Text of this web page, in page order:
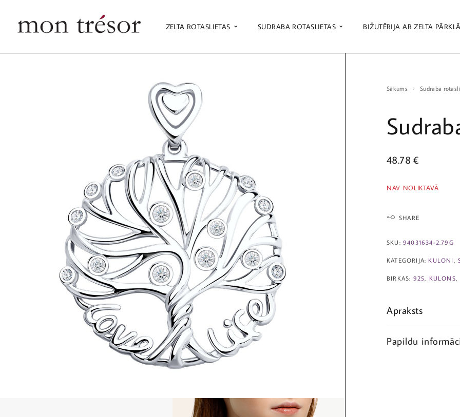
ZELTA ROTASLIETAS SUDRABA ROTASLIETAS BIŽUTĒRIJA AR ZELTA
Sākums Sudraba
48.78€
NAV NOLIKTAVĀ
SHARE
SKU: 94031634-2.79G
KATEGORIJA: KULONI ,
BIRKAS: 925 KULONS ,
Apraksts
Papildu